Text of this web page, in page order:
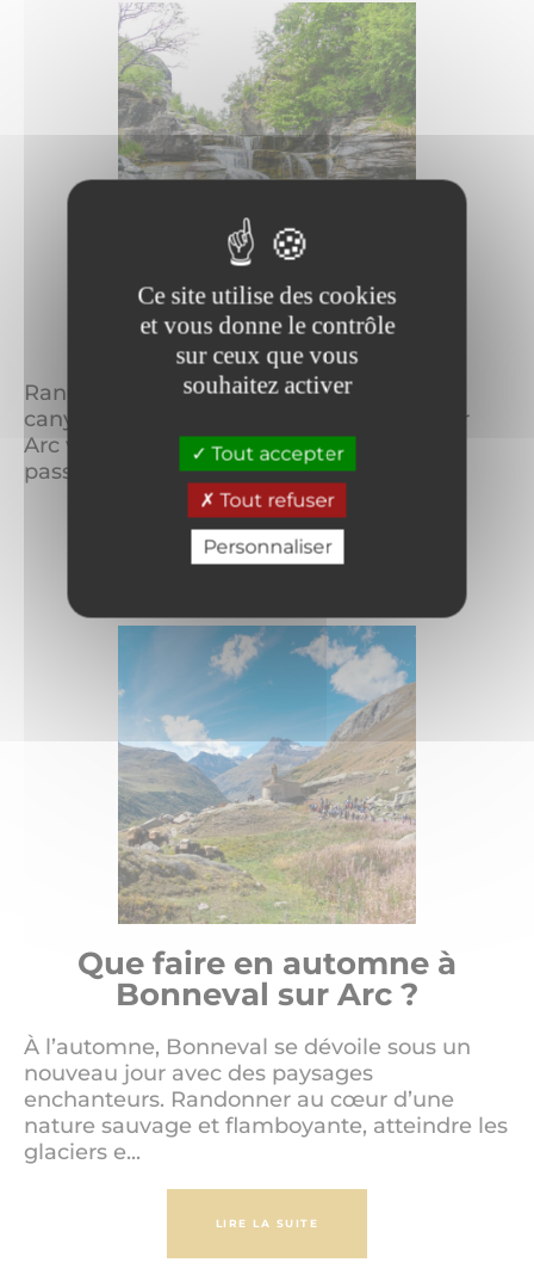
Ce site utilise des cookies
et vous donne le contrôle
sur ceux que vous
souhaitez activer
Tout accepter
Tout refuser
Personnaliser
L'été à Bonneval sur Arc
Randonnée, escalade, alpinisme, VTT,
canyoning, glaciers… L’été à Bonneval sur
Arc vous réserve son lot d’activités
passionnantes et pleines d’ave...
LIRE LA SUITE
Que faire en automne à
Bonneval sur Arc ?
À l’automne, Bonneval se dévoile sous un
nouveau jour avec des paysages
enchanteurs. Randonner au cœur d’une
nature sauvage et flamboyante, atteindre les
glaciers e...
LIRE LA SUITE